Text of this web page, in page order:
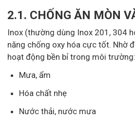
2.1. CHỐNG ĂN MÒN
Inox (thường dùng Inox 201, 304
năng chống oxy hóa cực tốt. Nhờ
hoạt động bền bỉ trong môi trường:
Mưa, ẩm
Hóa chất nhẹ
Nước thải, nước mưa